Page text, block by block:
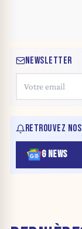
NEWSLETTER
RETROUVEZ
G NEWS